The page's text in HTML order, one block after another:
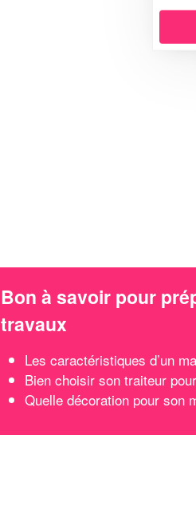
Bon à savoir pour
travaux
Les caractéristiques d’un
Bien choisir son traiteur
Quelle décoration pour son